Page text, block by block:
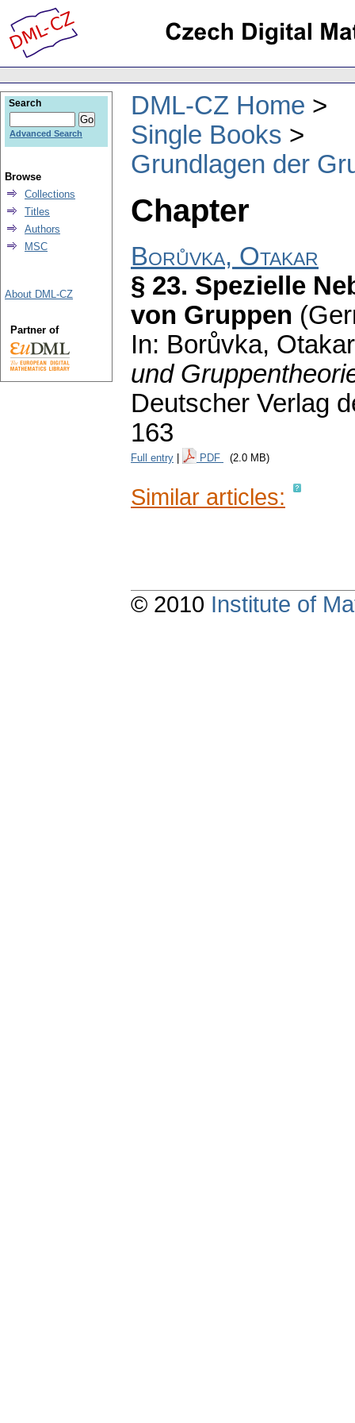
DML-CZ Home
Single Books
Grundlagen der
Chapter
Borůvka, Otakar
§ 23. Spezielle
von Gruppen
In: Borůvka,
und
Deutscher Verlag
163
Full entry PDF (2.0 MB)
Similar articles:
Search
Advanced Search
Browse
Collections
Titles
Authors
MSC
About DML-CZ
Partner of
© 2010 Institute of